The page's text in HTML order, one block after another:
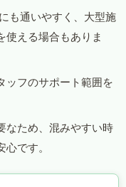
も通いやすく、大型施
使える場合もありま
ッフのサポート範囲を
なため、混みやすい時
です。